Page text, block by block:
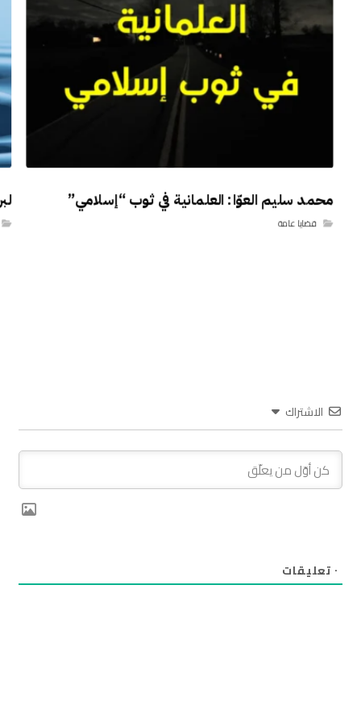
محمد سليم العوّا: العلمانية في ثوب “إسلامي”
قضايا عامة
الاشتراك
٠ تعليقات